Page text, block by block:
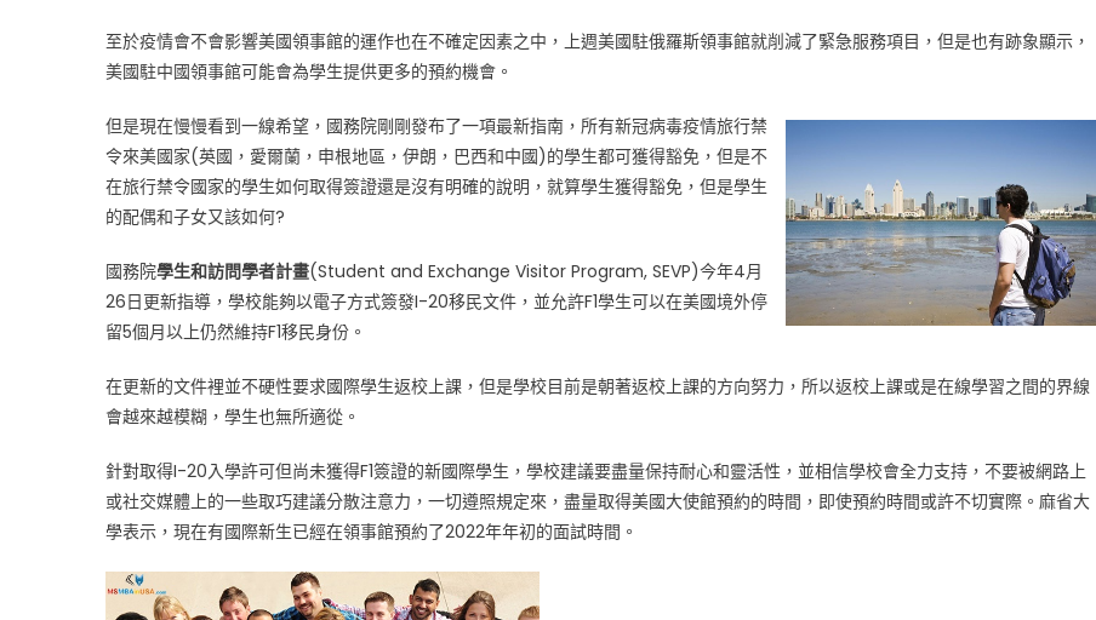
的
挑
和
未
來〉
中
至於疫情會不會影響美國領事館的運作也在不確定因素之中，上週美國駐俄羅斯領事館就削減了緊急服務項目，但是也有跡象顯示，
美國駐中國領事館可能會為學生提供更多的預約機會。
但是現在慢慢看到一線希望，國務院剛剛發布了一項最新指南，所有新冠病毒疫情旅行禁
令來美國家(英國，愛爾蘭，申根地區，伊朗，巴西和中國)的學生都可獲得豁免，但是不
在旅行禁令國家的學生如何取得簽證還是沒有明確的說明，就算學生獲得豁免，但是學生
的配偶和子女又該如何?
國務院學生和訪問學者計畫(Student and Exchange Visitor Program, SEVP)今年4月
26日更新指導，學校能夠以電子方式簽發I-20移民文件，並允許F1學生可以在美國境外停
留5個月以上仍然維持F1移民身份。
在更新的文件裡並不硬性要求國際學生返校上課，但是學校目前是朝著返校上課的方向努力，所以返校上課或是在線學習之間的界線
會越來越模糊，學生也無所適從。
針對取得I-20入學許可但尚未獲得F1簽證的新國際學生，學校建議要盡量保持耐心和靈活性，並相信學校會全力支持，不要被網路上
或社交媒體上的一些取巧建議分散注意力，一切遵照規定來，盡量取得美國大使館預約的時間，即使預約時間或許不切實際。麻省大
學表示，現在有國際新生已經在領事館預約了2022年年初的面試時間。